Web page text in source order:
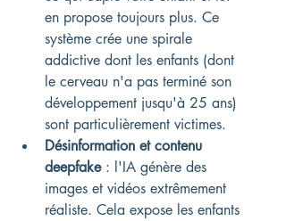
en propose toujours plus. Ce
système crée une spirale
addictive dont les enfants (dont
le cerveau n'a pas terminé son
développement jusqu'à 25 ans)
sont particulièrement victimes.
Désinformation et contenu
deepfake : l'IA génère des
images et vidéos extrêmement
réaliste. Cela expose les enfants